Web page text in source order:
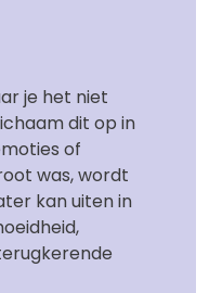
je het niet
dit op in
of
was, wordt
kan uiten in